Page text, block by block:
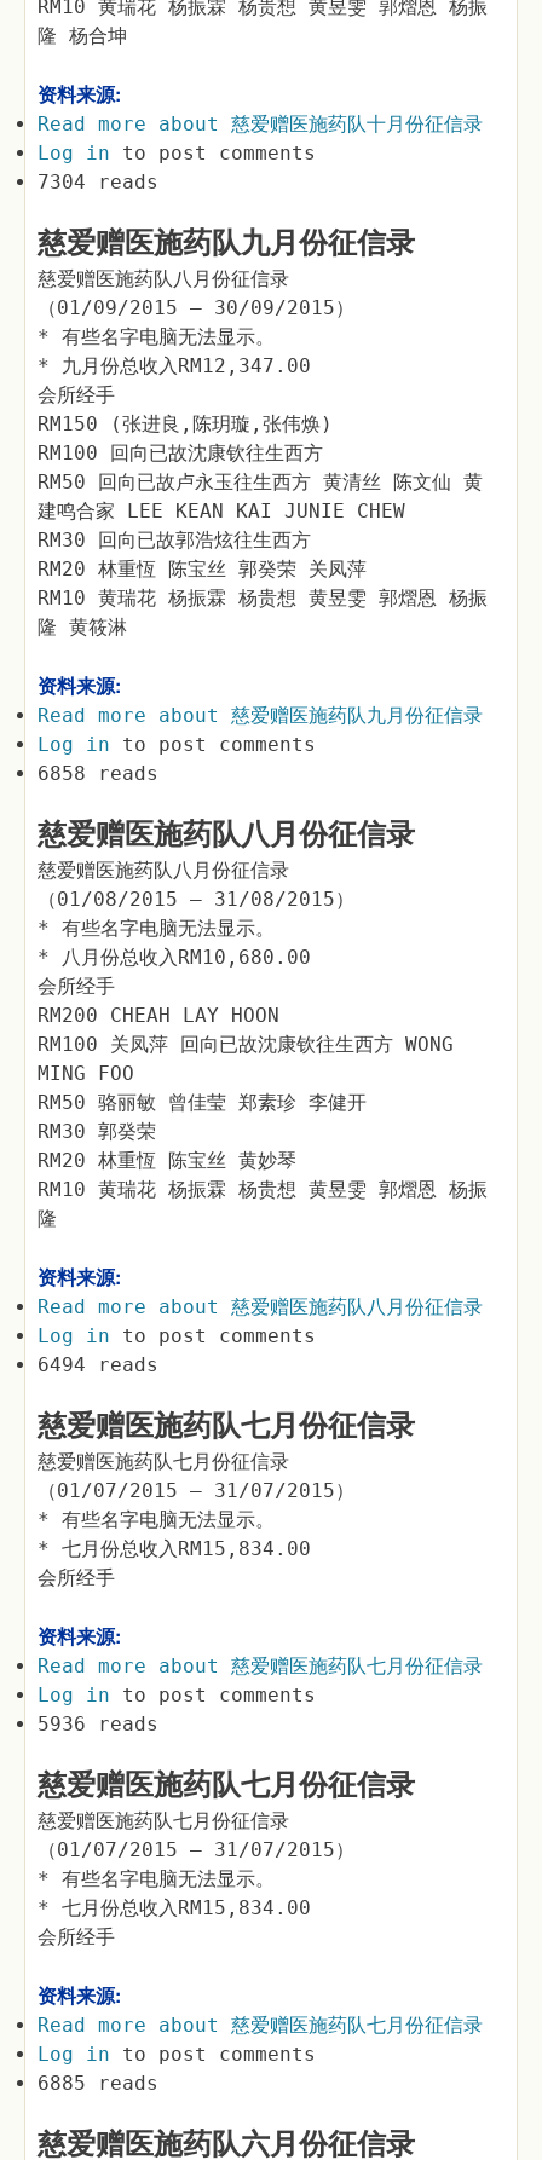
RM10 黄瑞花 杨振霖 杨贵想 黄昱雯 郭熠恩 杨振
隆 杨合坤
资料来源:
Read more about 慈爱赠医施药队十月份征信录
Log in to post comments
7304 reads
慈爱赠医施药队九月份征信录
慈爱赠医施药队八月份征信录
（01/09/2015 – 30/09/2015）
* 有些名字电脑无法显示。
* 九月份总收入RM12,347.00
会所经手
RM150 (张进良,陈玥璇,张伟焕)
RM100 回向已故沈康钦往生西方
RM50 回向已故卢永玉往生西方 黄清丝 陈文仙 黄
建鸣合家 LEE KEAN KAI JUNIE CHEW
RM30 回向已故郭浩炫往生西方
RM20 林重恆 陈宝丝 郭癸荣 关凤萍
RM10 黄瑞花 杨振霖 杨贵想 黄昱雯 郭熠恩 杨振
隆 黄筱淋
资料来源:
Read more about 慈爱赠医施药队九月份征信录
Log in to post comments
6858 reads
慈爱赠医施药队八月份征信录
慈爱赠医施药队八月份征信录
（01/08/2015 – 31/08/2015）
* 有些名字电脑无法显示。
* 八月份总收入RM10,680.00
会所经手
RM200 CHEAH LAY HOON
RM100 关凤萍 回向已故沈康钦往生西方 WONG
MING FOO
RM50 骆丽敏 曾佳莹 郑素珍 李健开
RM30 郭癸荣
RM20 林重恆 陈宝丝 黄妙琴
RM10 黄瑞花 杨振霖 杨贵想 黄昱雯 郭熠恩 杨振
隆
资料来源:
Read more about 慈爱赠医施药队八月份征信录
Log in to post comments
6494 reads
慈爱赠医施药队七月份征信录
慈爱赠医施药队七月份征信录
（01/07/2015 – 31/07/2015）
* 有些名字电脑无法显示。
* 七月份总收入RM15,834.00
会所经手
资料来源:
Read more about 慈爱赠医施药队七月份征信录
Log in to post comments
5936 reads
慈爱赠医施药队七月份征信录
慈爱赠医施药队七月份征信录
（01/07/2015 – 31/07/2015）
* 有些名字电脑无法显示。
* 七月份总收入RM15,834.00
会所经手
资料来源:
Read more about 慈爱赠医施药队七月份征信录
Log in to post comments
6885 reads
慈爱赠医施药队六月份征信录